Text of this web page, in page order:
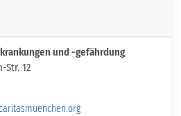
und -gefährdung
Str. 12